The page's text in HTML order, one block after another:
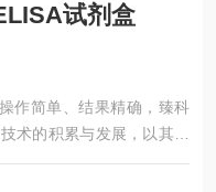
试剂盒
作简单、结果精确，臻科
术的积累与发展，以其优
业内广大人士的认可。我